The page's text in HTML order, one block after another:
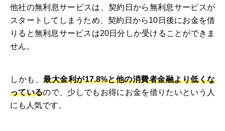
他社の無利息サービスは、契約日から無利息サービスが
スタートしてしまうため、契約日から10日後にお金を借
りると無利息サービスは20日分しか受けることができま
せん。
しかも、 最大金利が17.8%と他の消費者金融より低くな
っているので、少しでもお得にお金を借りたいという人
にも人気です。